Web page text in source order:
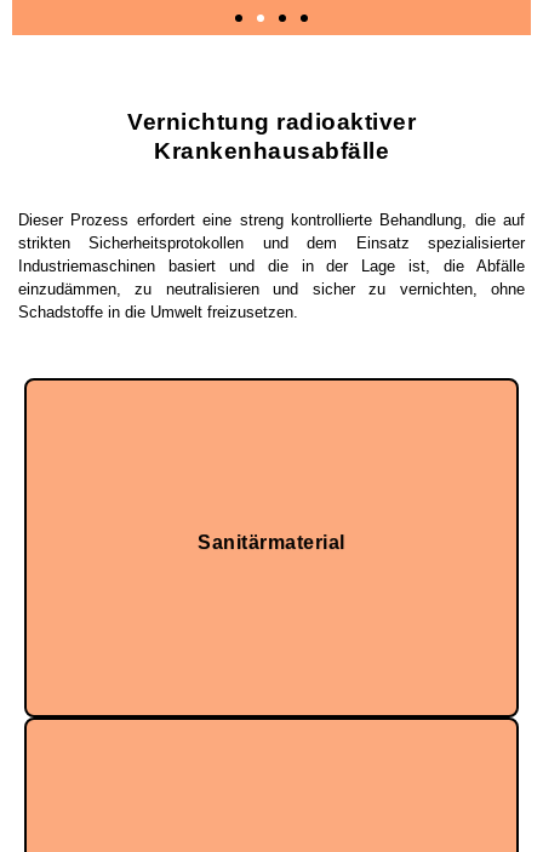
Gefährliche Abfälle aus dem
Gesundheitswesen
Dazu gehören beispielsweise infektiöse, scharfe oder
Vernichtung radioaktiver
Krankenhausabfälle
Dieser Prozess erfordert eine streng kontrollierte Behandlung, die auf
strikten Sicherheitsprotokollen und dem Einsatz spezialisierter
Industriemaschinen basiert und die in der Lage ist, die Abfälle
einzudämmen, zu neutralisieren und sicher zu vernichten, ohne
Schadstoffe in die Umwelt freizusetzen.
Sanitärmaterial
Einwegartikel (Handschuhe, Gaze, Kittel...).